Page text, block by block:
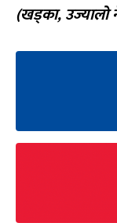
(खड्का, उज्यालो